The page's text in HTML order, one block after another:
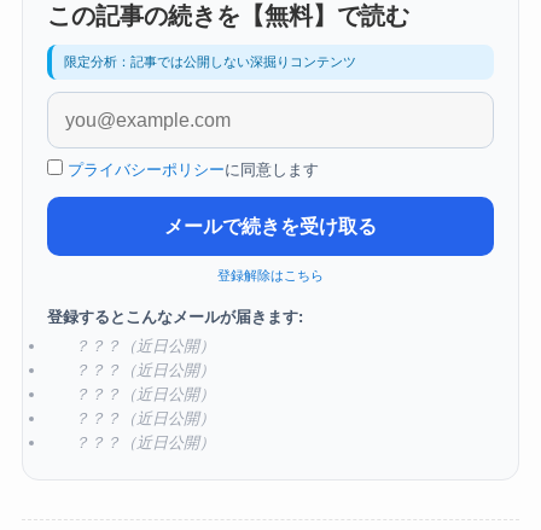
この記事の続きを【無料】で読む
限定分析：記事では公開しない深掘りコンテンツ
プライバシーポリシーに同意します
メールで続きを受け取る
登録解除はこちら
登録するとこんなメールが届きます:
？？？（近日公開）
？？？（近日公開）
？？？（近日公開）
？？？（近日公開）
？？？（近日公開）